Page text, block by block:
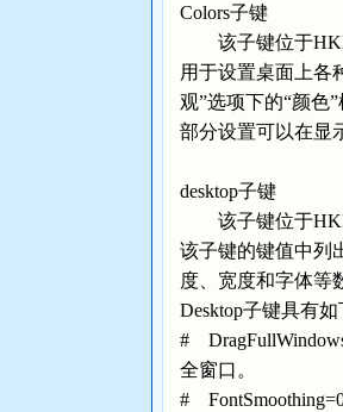
Colors子键
该子键位于
用于设置桌面上各
观”选项下的“颜色
部分设置可以在显
desktop子键
该子键位于
该子键的键值中列
度、宽度和字体等
Desktop子键具有
#
全窗口。
#